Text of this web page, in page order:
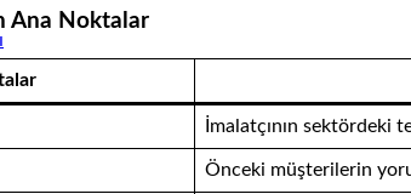
Ana Noktalar
İmalatçının sektördeki
Önceki müşterilerin